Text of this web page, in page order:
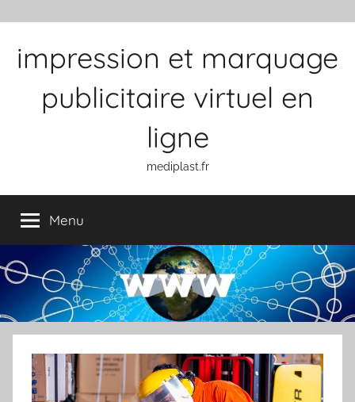
impression et marquage
publicitaire virtuel en
ligne
mediplast.fr
Menu